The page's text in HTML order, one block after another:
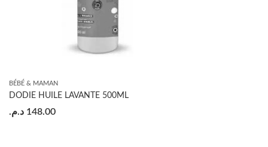
BÉBÉ & MAMAN
DODIE HUILE LAVANTE 500ML
148.00 د.م.